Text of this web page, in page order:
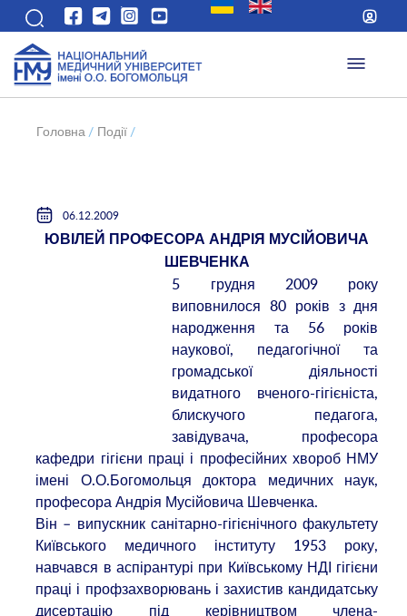
Головна / Події /
06.12.2009
ЮВІЛЕЙ ПРОФЕСОРА АНДРІЯ МУСІЙОВИЧА
ШЕВЧЕНКА
5 грудня 2009 року
виповнилося 80 років з дня
народження та 56 років
наукової, педагогічної та
громадської діяльності
видатного вченого-гігієніста,
блискучого педагога,
завідувача, професора
кафедри гігієни праці і професійних хвороб НМУ
імені О.О.Богомольця доктора медичних наук,
професора Андрія Мусійовича Шевченка.
Він – випускник санітарно-гігієнічного факультету
Київського медичного інституту 1953 року,
навчався в аспірантурі при Київському НДІ гігієни
праці і профзахворювань і захистив кандидатську
дисертацію під керівництвом члена-